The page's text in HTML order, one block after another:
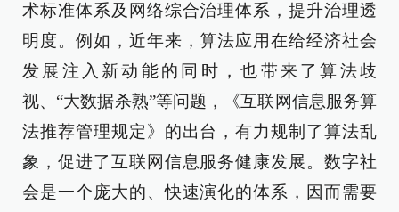
术标准体系及网络综合治理体系，提升治理透
明度。例如，近年来，算法应用在给经济社会
发展注入新动能的同时，也带来了算法歧
视、“大数据杀熟”等问题，《互联网信息服务算
法推荐管理规定》的出台，有力规制了算法乱
象，促进了互联网信息服务健康发展。数字社
会是一个庞大的、快速演化的体系，因而需要